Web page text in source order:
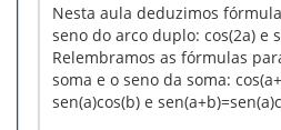
Nesta aula deduzimos
seno do arco duplo: cos(2a) e
Relembramos as fórmulas
soma e o seno da soma:
sen(a)cos(b) e